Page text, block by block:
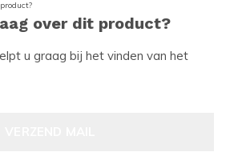
over dit product?
u graag bij het vinden van het